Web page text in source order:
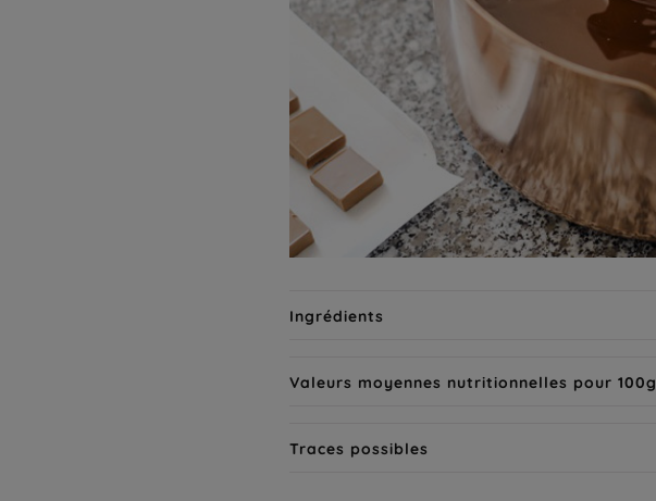
Ingrédients
Valeurs moyennes nutritionnelles pour 100g
Traces possibles